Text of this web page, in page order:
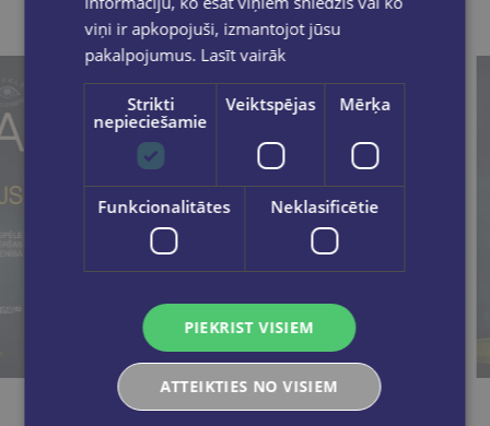
ANDRIS GRĪNBERGS
viņi ir apkopojuši, izmantojot jūsu
pakalpojumus. Lasīt vairāk
Strikti
nepieciešamie
Veiktspējas Mērķa
Funkcionalitātes Neklasificētie
PIEKRIST VISIEM
ATTEIKTIES NO VISIEM